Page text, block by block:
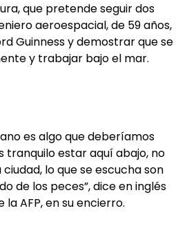
que pretende seguir dos
aeroespacial, de 59 años,
Guinness y demostrar que se
y trabajar bajo el mar.
es algo que deberíamos
tranquilo estar aquí abajo, no
lo que se escucha son
de los peces”, dice en inglés
AFP, en su encierro.